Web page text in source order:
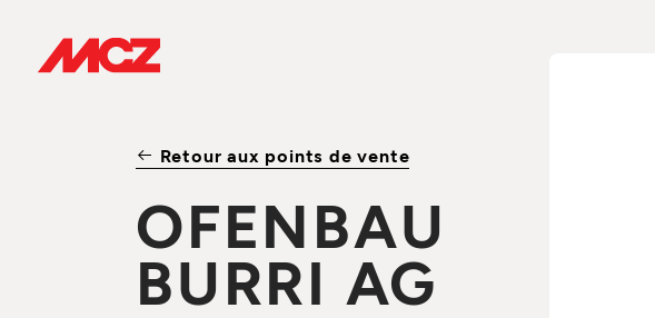
Retour aux points de vente
OFENBAU
BURRI AG